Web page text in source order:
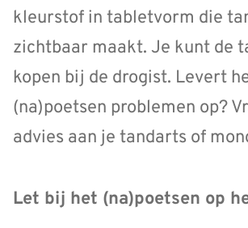
kleurstof in tabletvorm die
zichtbaar maakt. Je kunt de
kopen bij de drogist. Levert
(na)poetsen problemen op?
advies aan je tandarts of
Let bij het (na)poetsen op